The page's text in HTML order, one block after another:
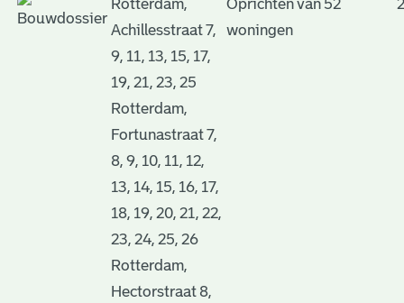
Rotterdam,
Achillesstraat 7,
9, 11, 13, 15, 17,
19, 21, 23, 25
Rotterdam,
Fortunastraat 7,
8, 9, 10, 11, 12,
13, 14, 15, 16, 17,
18, 19, 20, 21, 22,
23, 24, 25, 26
Rotterdam,
Hectorstraat 8,
Oprichten van 52
woningen